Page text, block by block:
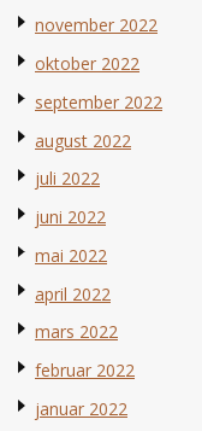
november 2022
oktober 2022
september 2022
august 2022
juli 2022
juni 2022
mai 2022
april 2022
mars 2022
februar 2022
januar 2022